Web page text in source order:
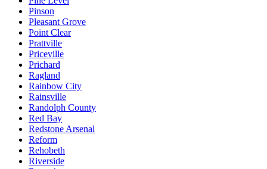
Pinson
Pleasant Grove
Point Clear
Prattville
Priceville
Prichard
Ragland
Rainbow City
Rainsville
Randolph County
Red Bay
Redstone Arsenal
Reform
Rehobeth
Riverside